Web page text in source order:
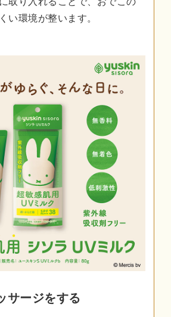
い環境が整います。
サージをする